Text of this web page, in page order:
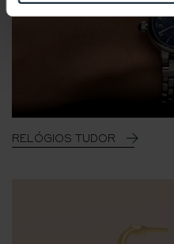
RELÓGIOS TUDOR